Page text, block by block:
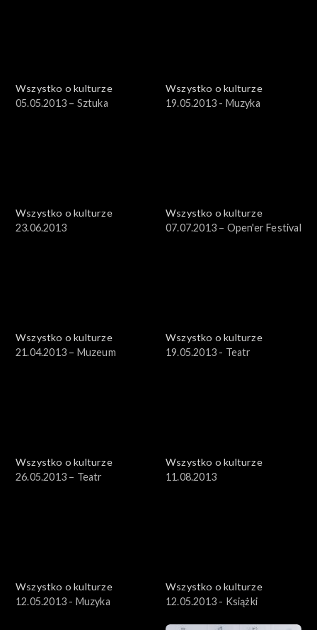
Wszystko o kulturze
05.05.2013 – Sztuka
Wszystko o kulturze
19.05.2013 - Muzyka
Wszystko o kulturze
23.06.2013
Wszystko o kulturze
07.07.2013 – Open'er Festival
Wszystko o kulturze
21.04.2013 – Muzeum
Wszystko o kulturze
19.05.2013 - Teatr
Wszystko o kulturze
26.05.2013 – Teatr
Wszystko o kulturze
11.08.2013
Wszystko o kulturze
12.05.2013 - Muzyka
Wszystko o kulturze
12.05.2013 - Książki